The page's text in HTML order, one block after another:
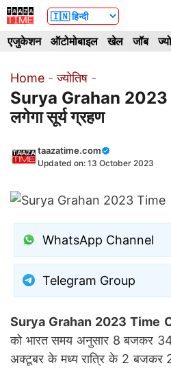
Skip
to
content
एजुकेशन ऑटोमोबाइल खेल जॉब
Home -ज्योतिष -
Surya Grahan 2023
लगेगा सूर्य ग्रहण
taazatime.com
Updated on: 13 October 2023
WhatsApp Channel
Telegram Group
Surya Grahan 2023 Time
को भारत समय अनुसार 8 बजकर
अक्टूबर के मध्य रात्रि के 2 बजकर